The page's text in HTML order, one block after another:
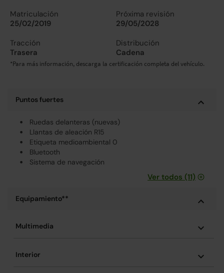
Matriculación
25/02/2019
Próxima revisión
29/05/2028
Tracción
Trasera
Distribución
Cadena
*Para más información, descarga la certificación completa del vehículo.
Puntos fuertes
Ruedas delanteras (nuevas)
Llantas de aleación R15
Etiqueta medioambiental 0
Bluetooth
Sistema de navegación
Ver todos (11)
Equipamiento**
Multimedia
Interior